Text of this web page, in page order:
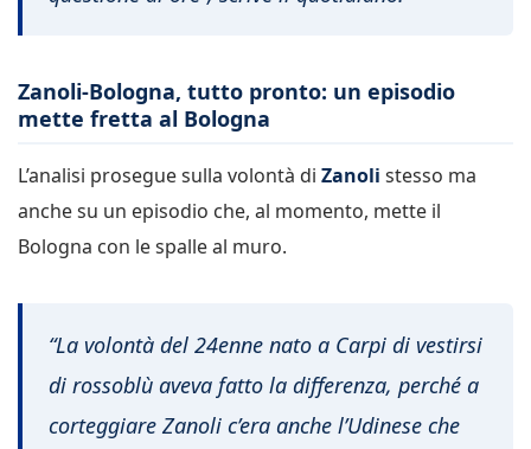
Zanoli-Bologna, tutto pronto: un episodio
mette fretta al Bologna
L’analisi prosegue sulla volontà di Zanoli stesso ma
anche su un episodio che, al momento, mette il
Bologna con le spalle al muro.
“La volontà del 24enne nato a Carpi di vestirsi
di rossoblù aveva fatto la differenza, perché a
corteggiare Zanoli c’era anche l’Udinese che